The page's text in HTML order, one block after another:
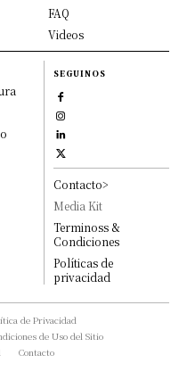
FAQ
Videos
SEGUINOS
Contacto>
Media Kit
Terminoss &
Condiciones
Políticas de
privacidad
de Privacidad
de Uso del Sitio
Contacto